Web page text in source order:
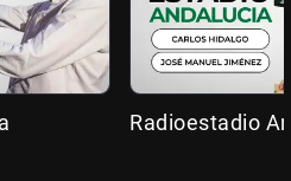
Radioestadio